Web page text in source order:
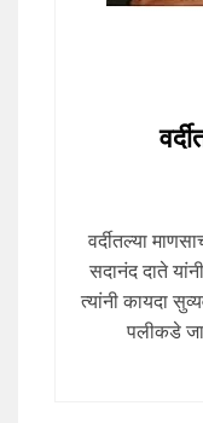
वर्दीतल्या
सदानंद दाते
त्यांनी कायदा
पलीकडे